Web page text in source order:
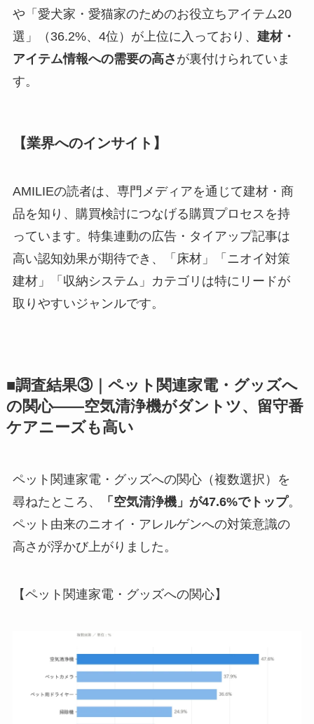
や「愛犬家・愛猫家のためのお役立ちアイテム20
選」（36.2%、4位）が上位に入っており、 建材・
アイテム情報への需要の高さ が裏付けられていま
す。
【業界へのインサイト】
AMILIEの読者は、専門メディアを通じて建材・商
品を知り、購買検討につなげる購買プロセスを持
っています。特集連動の広告・タイアップ記事は
高い認知効果が期待でき、「床材」「ニオイ対策
建材」「収納システム」カテゴリは特にリードが
取りやすいジャンルです。
■調査結果③｜ペット関連家電・グッズへ
の関心——空気清浄機がダントツ、留守番
ケアニーズも高い
ペット関連家電・グッズへの関心（複数選択）を
尋ねたところ、
「空気清浄機」が47.6%でトップ。
ペット由来のニオイ・アレルゲンへの対策意識の
高さが浮かび上がりました。
【ペット関連家電・グッズへの関心】